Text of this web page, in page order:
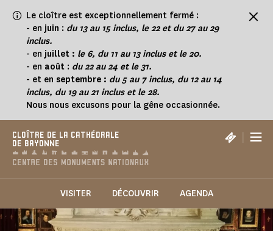
Le cloître est exceptionnellement fermé :
- en juin : du 13 au 15 inclus, le 22 et du 27 au 29
inclus.
- en juillet : le 6, du 11 au 13 inclus et le 20.
- en août : du 22 au 24 et le 31.
- et en septembre : du 5 au 7 inclus, du 12 au 14
inclus, du 19 au 21 inclus et le 28.
Nous nous excusons pour la gêne occasionnée.
CLOÎTRE DE LA CATHÉDRALE
DE BAYONNE
|
VISITER DÉCOUVRIR AGENDA